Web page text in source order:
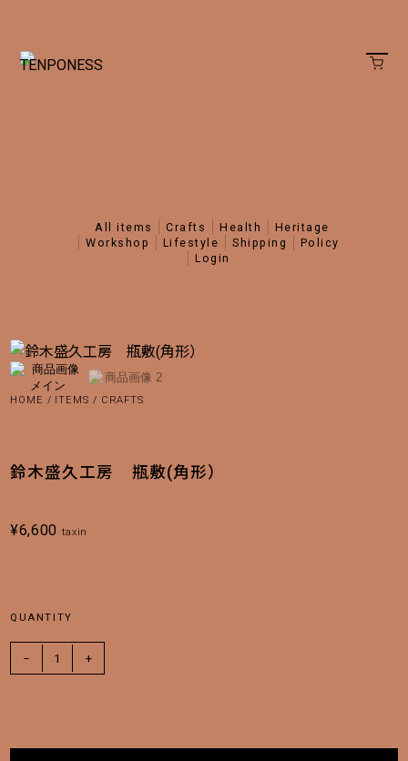
all items crafts health
heritage
workshop
lifestyle shipping
policy
login
HOME / ITEMS / CRAFTS
鈴木盛久工房 瓶敷(角形）
¥6,600 taxin
QUANTITY
− 1 +